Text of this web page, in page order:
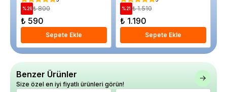
%26 ₺ 800
₺ 590
Sepete Ekle
%21 ₺ 1.510
₺ 1.190
Sepete Ekle
Benzer Ürünler
Size özel en iyi fiyatlı ürünleri görün!